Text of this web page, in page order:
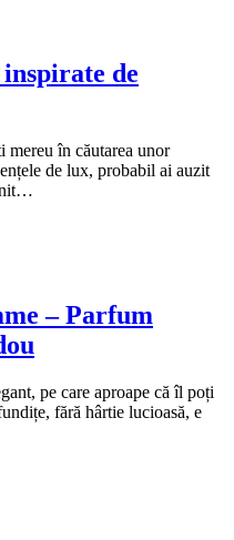
de
mereu în căutarea unor
de lux, probabil ai auzit
– Parfum
pe care aproape că îl poți
fără hârtie lucioasă, e